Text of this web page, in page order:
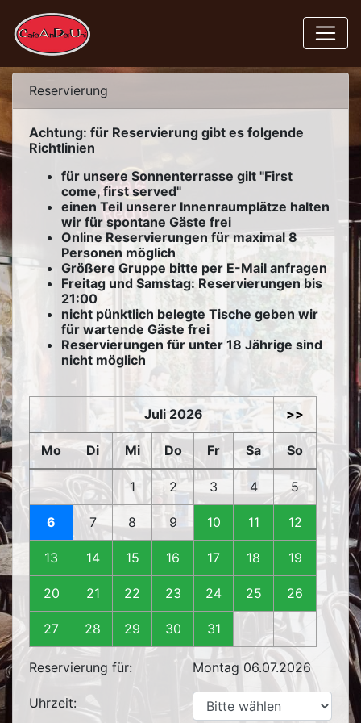
Reservierung
Achtung: für Reservierung gibt es folgende
Richtlinien
für unsere Sonnenterrasse gilt "First
come, first served"
einen Teil unserer Innenraumplätze halten
wir für spontane Gäste frei
Online Reservierungen für maximal 8
Personen möglich
Größere Gruppe bitte per E-Mail anfragen
Freitag und Samstag: Reservierungen bis
21:00
nicht pünktlich belegte Tische geben wir
für wartende Gäste frei
Reservierungen für unter 18 Jährige sind
nicht möglich
Juli 2026 >>
Mo Di Mi Do Fr Sa So
1 2 3 4 5
6 7 8 9 10 11 12
13 14 15 16 17 18 19
20 21 22 23 24 25 26
27 28 29 30 31
Reservierung für: Montag 06.07.2026
Uhrzeit: